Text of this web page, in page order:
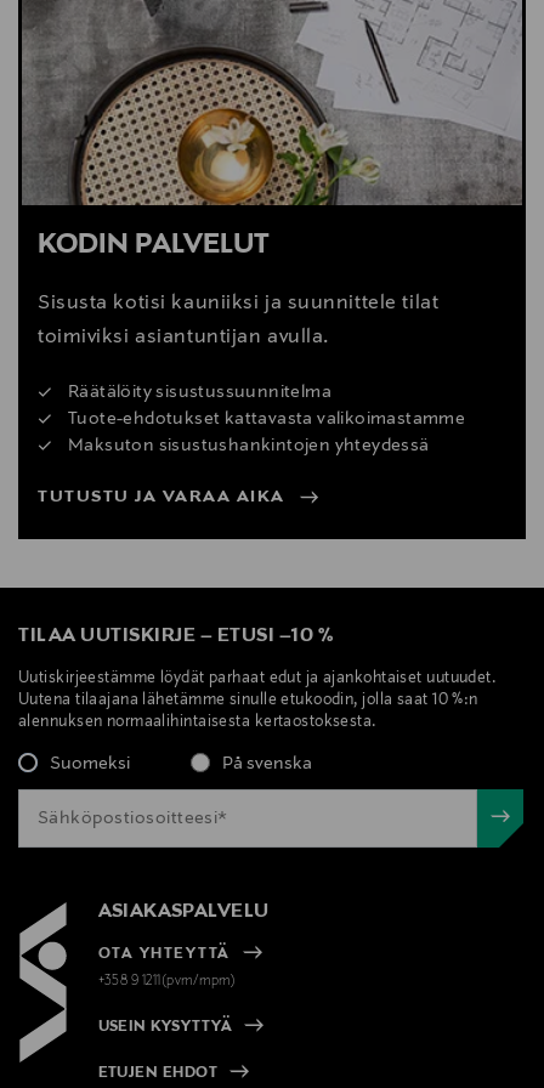
Digitaalinen osoite
info@tempur.fi
KODIN PALVELUT
Sisusta kotisi kauniiksi ja suunnittele tilat
toimiviksi asiantuntijan avulla.
Räätälöity sisustussuunnitelma
Tuote-ehdotukset kattavasta valikoimastamme
Maksuton sisustushankintojen yhteydessä
TUTUSTU JA VARAA AIKA
TILAA UUTISKIRJE – ETUSI –10 %
Uutiskirjeestämme löydät parhaat edut ja ajankohtaiset uutuudet.
Uutena tilaajana lähetämme sinulle etukoodin, jolla saat 10 %:n
alennuksen normaalihintaisesta kertaostoksesta.
Suomeksi På svenska
ASIAKASPALVELU
OTA YHTEYTTÄ
+358 9 1211(pvm/mpm)
USEIN KYSYTTYÄ
ETUJEN EHDOT